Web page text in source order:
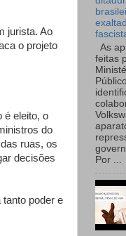
jurista. Ao
o projeto
é eleito, o
do
ruas, os
decisões
tanto poder e
As
feitas
Por ...